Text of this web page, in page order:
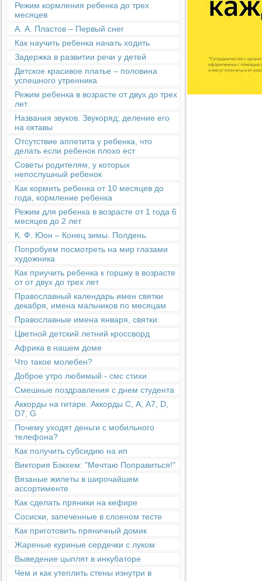
Режим кормления ребенка до трех
месяцев
А. А. Пластов – Первый снег
Как научить ребенка начать ходить
Задержка в развитии речи у детей
Детское красивое платье – половина
успешного утренника
Режим ребенка в возрасте от двух до трех
лет
Названия звуков. Звукоряд; деление его
на октавы
Отсутствие аппетита у ребенка, что
делать если ребенок плохо ест
Советы родителям, у которых
непослушный ребенок
Как кормить ребенка от 10 месяцев до
года, кормление ребенка
Режим для ребенка в возрасте от 1 года 6
месяцев до 2 лет
К. Ф. Юон – Конец зимы. Полдень.
Попробуем посмотреть на мир глазами
художника
Как приучить ребенка к горшку в возрасте
от от двух до трех лет
Православный календарь имен святки
декабря, имена мальчиков по месяцам
Православные имена января, святки.
Цветной детский летний кроссворд
Африка в нашем доме
Что такое молебен?
Доброе утро любимый - смс стихи
Смешные поздравления с днем студента
Аккорды на гитаре. Аккорды С, А, А7, D,
D7, G
Почему уходят деньги с мобильного
телефона?
Как получить субсидию на ип
Виктория Бэкхем: "Мечтаю Поправиться!"
Вязаные жилеты в широчайшем
ассортименте
Как сделать пряники на кефире
Сосиски, запеченные в слоеном тесте
Как приготовить пряничный домик
Жареные куриные сердечки с луком
Выведение цыплят в инкубаторе
Чем и как утеплить стены изнутри в